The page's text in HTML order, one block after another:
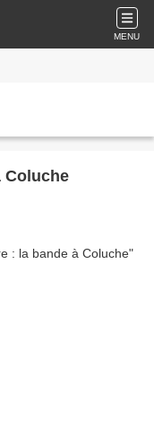
MENU
Coluche